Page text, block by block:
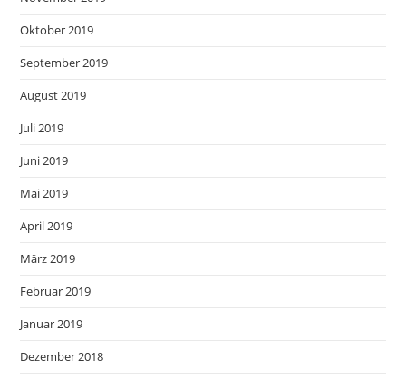
Oktober 2019
September 2019
August 2019
Juli 2019
Juni 2019
Mai 2019
April 2019
März 2019
Februar 2019
Januar 2019
Dezember 2018